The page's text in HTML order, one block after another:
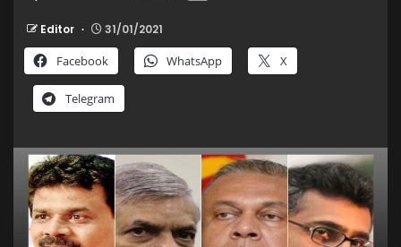
Editor 31/01/2021
Facebook WhatsApp X
Telegram